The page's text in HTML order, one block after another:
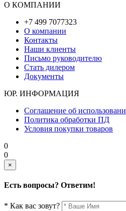
О КОМПАНИИ
+7 499 7077323
О компании
Контакты
Наши клиенты
Письмо руководителю
Стать дилером
Документы
ЮР. ИНФОРМАЦИЯ
Соглашение об
Политика обработки ПД
Условия покупки товаров
0
0
×
Есть вопросы? Ответим!
* Как вас зовут?